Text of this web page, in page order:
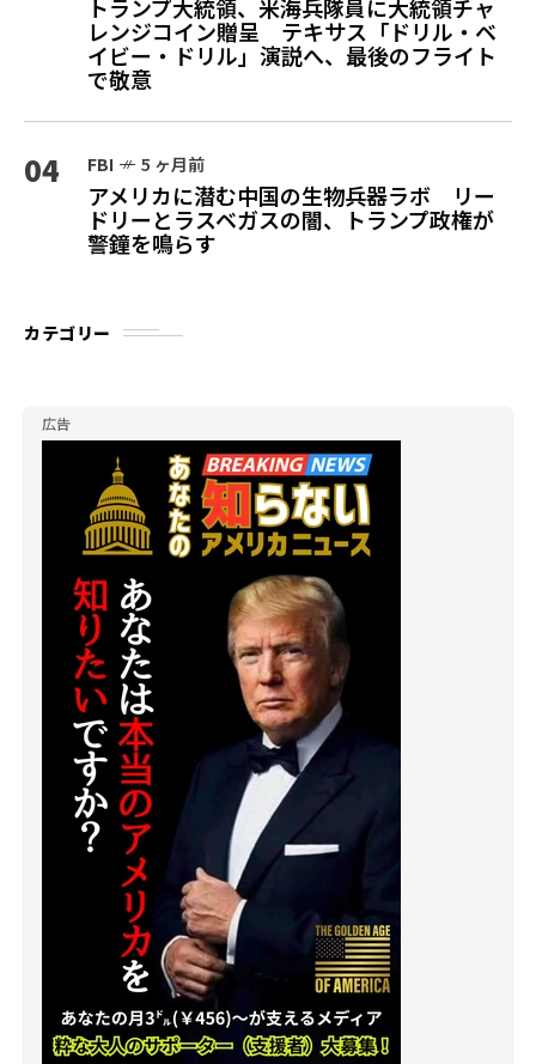
トランプ大統領、米海兵隊員に大統領チャ
レンジコイン贈呈 テキサス「ドリル・ベ
イビー・ドリル」演説へ、最後のフライト
で敬意
04 FBI 5 ヶ月前
アメリカに潜む中国の生物兵器ラボ リー
ドリーとラスベガスの闇、トランプ政権が
警鐘を鳴らす
カテゴリー
広告